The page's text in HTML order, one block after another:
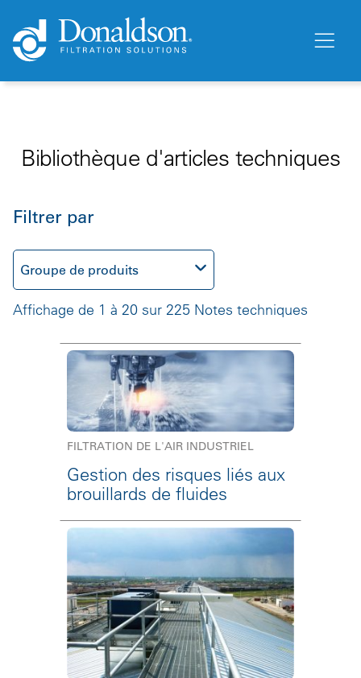
Bibliothèque d'articles techniques
Filtrer par
Groupe de produits
Affichage de 1 à 20 sur 225 Notes techniques
FILTRATION DE L'AIR INDUSTRIEL
Gestion des risques liés aux
brouillards de fluides